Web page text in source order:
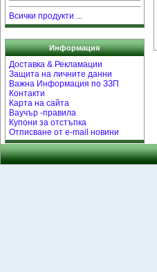
Всички продукти ...
Информация
Доставка & Рекламации
Защита на личните данни
Важна Информация по ЗЗП
Контакти
Карта на сайта
Ваучър -правила
Купони за отстъпка
Отписване от e-mail новини